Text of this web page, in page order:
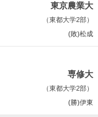
東京農業大
（東都大学2部）
(敗)松成
専修大
（東都大学2部）
(勝)伊東